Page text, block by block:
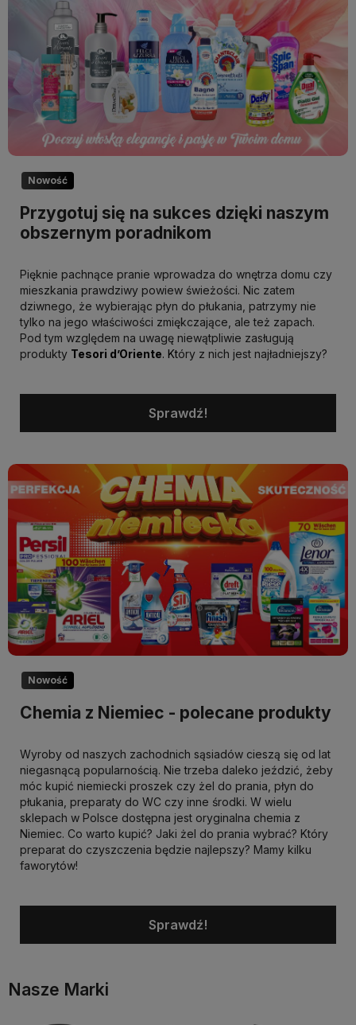
Nowość
Przygotuj się na sukces dzięki naszym
obszernym poradnikom
Pięknie pachnące pranie wprowadza do wnętrza domu czy
mieszkania prawdziwy powiew świeżości. Nic zatem
dziwnego, że wybierając płyn do płukania, patrzymy nie
tylko na jego właściwości zmiękczające, ale też zapach.
Pod tym względem na uwagę niewątpliwie zasługują
produkty Tesori d’Oriente. Który z nich jest najładniejszy?
Sprawdź!
Nowość
Chemia z Niemiec - polecane produkty
Wyroby od naszych zachodnich sąsiadów cieszą się od lat
niegasnącą popularnością. Nie trzeba daleko jeździć, żeby
móc kupić niemiecki proszek czy żel do prania, płyn do
płukania, preparaty do WC czy inne środki. W wielu
sklepach w Polsce dostępna jest oryginalna chemia z
Niemiec. Co warto kupić? Jaki żel do prania wybrać? Który
preparat do czyszczenia będzie najlepszy? Mamy kilku
faworytów!
Sprawdź!
Nasze Marki